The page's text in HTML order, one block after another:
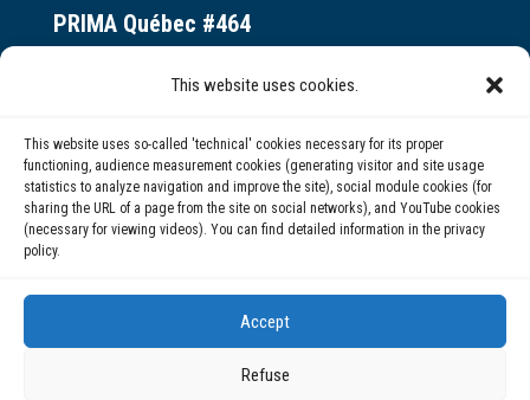
This website uses cookies.
This website uses so-called 'technical' cookies necessary for its proper
functioning, audience measurement cookies (generating visitor and site usage
statistics to analyze navigation and improve the site), social module cookies (for
sharing the URL of a page from the site on social networks), and YouTube cookies
(necessary for viewing videos). You can find detailed information in the privacy
policy.
Accept
Refuse
PRIMA Québec #464
Montréal (QC) H3C 0B4
(514) 284-0211